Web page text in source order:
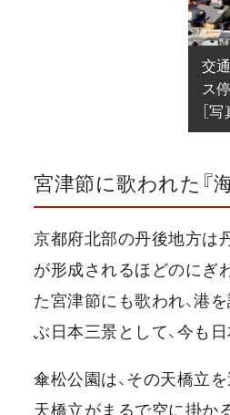
交
ス
［
宮津節に歌われた『
京都府北部の丹後地方は
が形成されるほどのにぎ
た宮津節にも歌われ、港
ぶ日本三景として、今も
傘松公園は、その天橋立
天橋立がまるで空に掛か